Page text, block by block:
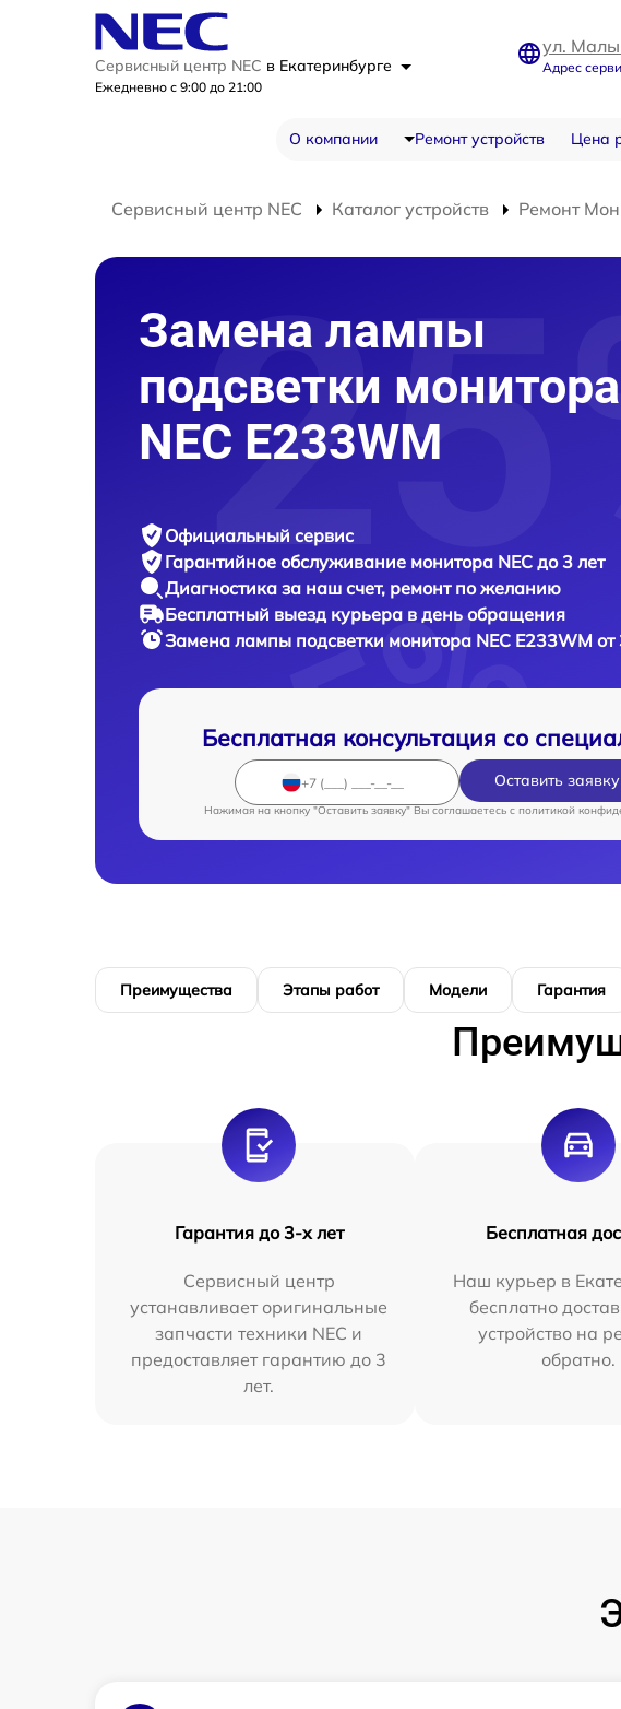
Сервисный центр NEC в Екатеринбурге
Ежедневно с 9:00 до 21:00
ул.
Адрес
О компании Ремонт устройств Цена
Сервисный центр NEC Каталог устройств Ремонт
Замена лампы
подсветки монитора
NEC E233WM
Официальный сервис
Гарантийное обслуживание монитора NEC до 3 лет
Диагностика за наш счет, ремонт по желанию
Бесплатный выезд курьера в день обращения
Замена лампы подсветки монитора NEC E233WM
Бесплатная консультация со
Оставить заявку
Нажимая на кнопку "Оставить заявку" Вы соглашаетесь c политикой
Преимущества Этапы работ Модели Гарантия
Гарантия до 3-х лет
Сервисный центр
устанавливает оригинальные
запчасти техники NEC и
предоставляет гарантию до 3
лет.
Бесплатная
Наш курьер в
бесплатно
устройство на
обратно.